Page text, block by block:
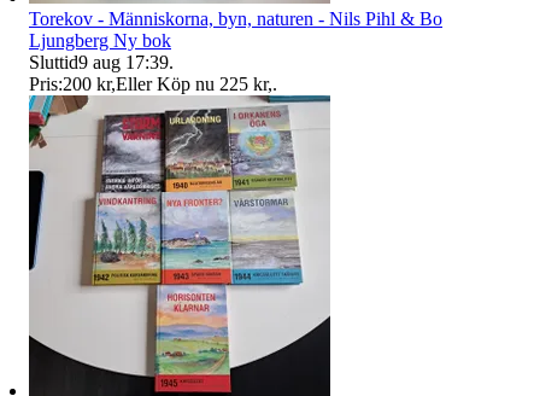
Torekov - Människorna, byn, naturen - Nils Pihl & Bo
Ljungberg Ny bok
Sluttid9 aug 17:39.
Pris:200 kr,Eller Köp nu 225 kr,.